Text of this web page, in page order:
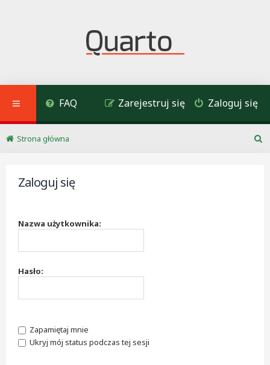
FAQ Zaloguj się
Zarejestruj się
Strona główna
Zaloguj się
Nazwa użytkownika:
Hasło:
Zapamiętaj mnie
Ukryj mój status podczas tej sesji